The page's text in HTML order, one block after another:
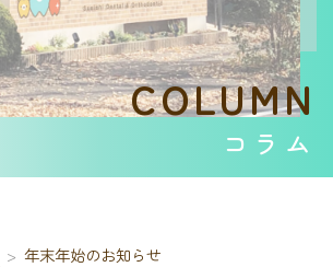
COLUMN
コラム
年末年始のお知らせ